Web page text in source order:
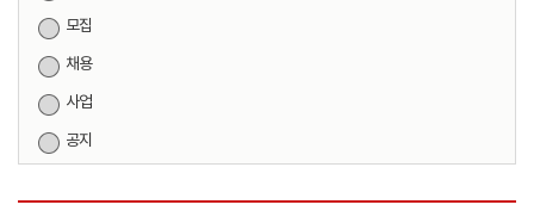
모집
채용
사업
공지